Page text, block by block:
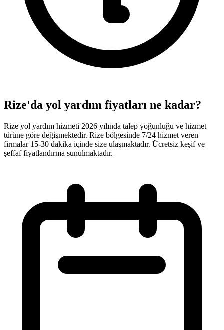
Rize'da yol yardım fiyatları ne kadar?
Rize yol yardım hizmeti 2026 yılında talep yoğunluğu ve hizmet
türüne göre değişmektedir. Rize bölgesinde 7/24 hizmet veren
firmalar 15-30 dakika içinde size ulaşmaktadır. Ücretsiz keşif ve
şeffaf fiyatlandırma sunulmaktadır.